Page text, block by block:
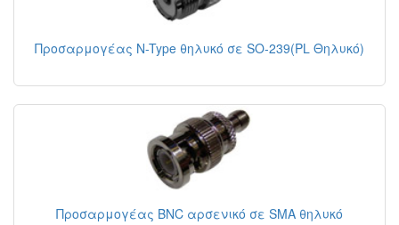
Προσαρμογέας N-Type θηλυκό σε SO-239(PL Θηλυκό)
Προσαρμογέας BNC αρσενικό σε SMA θηλυκό